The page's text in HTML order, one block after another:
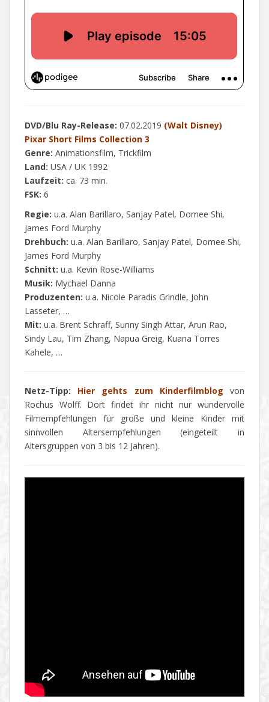
DVD/Blu Ray-Release: 07.02.2019 (Walt Disney)
Pixar Short Films Collection 3
Genre: Animationsfilm, Trickfilm
Land: USA / UK 1992
Laufzeit: ca. 73 min.
FSK: 6
Regie: u.a. Alan Barillaro, Sanjay Patel, Domee Shi,
James Ford Murphy
Drehbuch: u.a. Alan Barillaro, Sanjay Patel, Domee Shi,
James Ford Murphy
Schnitt: u.a. Kevin Rose-Williams
Musik: Mychael Danna
Produzenten: u.a. Nicole Paradis Grindle, John
Lasseter, …
Mit: u.a. Brent Schraff, Sunny Singh Attar, Arun Rao,
Sindy Lau, Tim Zhang, Napua Greig, Kuana Torres
Kahele, …
Netz-Tipp: Hier gehts zum Kinderfilmblog von
Rochus Wolff. Dort findet ihr nicht nur wundervolle
Filmempfehlungen für große und kleine Kinder mit
sinnvollen Altersempfehlungen (eingeteilt in
Altersgruppen von 3 bis 12 Jahren).